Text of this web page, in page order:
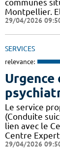
communes
Montpellier.
29/04/2026
SERVICES
relevance:
Urgence
Le service
(Conduite
lien avec le
Centre
29/04/2026